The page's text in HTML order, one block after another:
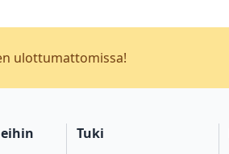
ulottumattomissa!
Tuki